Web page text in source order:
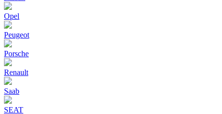
Opel
Peugeot
Porsche
Renault
Saab
SEAT